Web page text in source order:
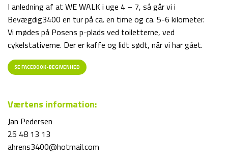
I anledning af at WE WALK i uge 4 – 7, så går vi i
Bevægdig3400 en tur på ca. en time og ca. 5-6 kilometer.
Vi mødes på Posens p-plads ved toiletterne, ved
cykelstativerne. Der er kaffe og lidt sødt, når vi har gået.
SE FACEBOOK-BEGIVENHED
Værtens information:
Jan Pedersen
25 48 13 13
ahrens3400@hotmail.com